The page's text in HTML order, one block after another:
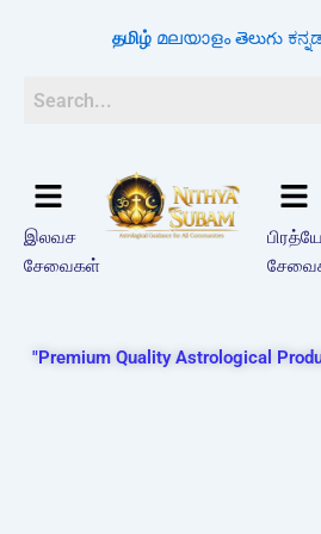
தமிழ் മലയാളം తెలుగు
இலவச
சேவைகள்
"Premium Quality Astrological